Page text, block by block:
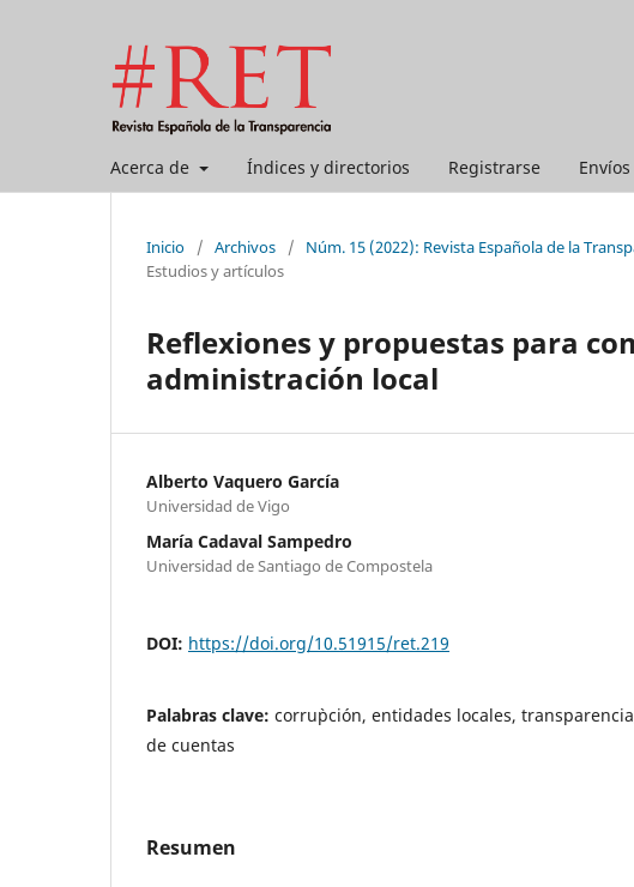
Acerca de Índices y directorios Registrarse Envíos
Inicio / Archivos / Núm. 15 (2022): Revista Española de la
Estudios y artículos
Reflexiones y propuestas para
administración local
Alberto Vaquero García
Universidad de Vigo
María Cadaval Sampedro
Universidad de Santiago de Compostela
DOI: https://doi.org/10.51915/ret.219
Palabras clave: corru`pción, entidades locales,
de cuentas
Resumen